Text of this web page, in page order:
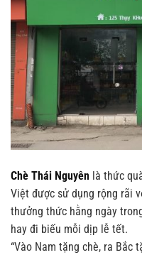
Chè Thái Nguyên là thức
Việt được sử dụng rộng rãi
thưởng thức hằng ngày
hay đi biếu mỗi dịp lễ tết.
“Vào Nam tặng chè, ra Bắc